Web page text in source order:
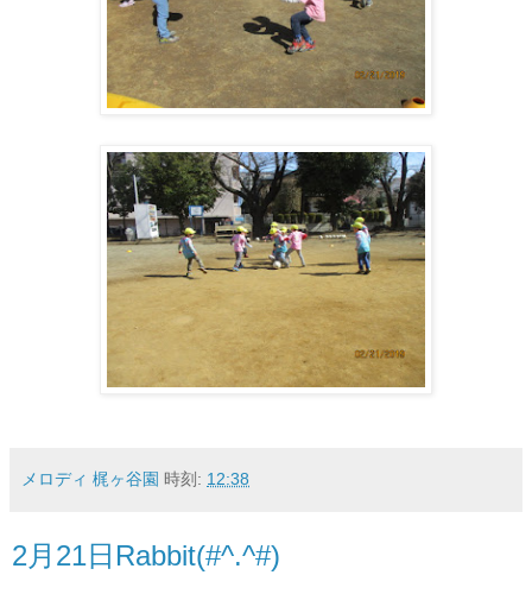
メロディ 梶ヶ谷園 時刻: 12:38
2月21日Rabbit(#^.^#)